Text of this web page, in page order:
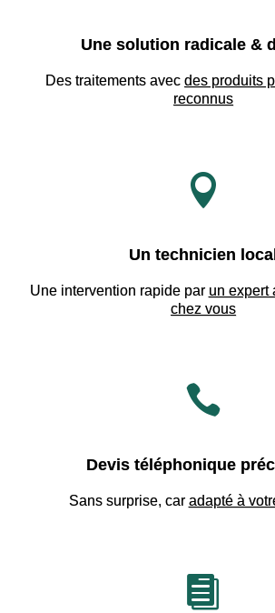
Une solution radicale &
Des traitements avec des produits
reconnus

Un technicien
Une intervention rapide par un expert
chez vous

Devis téléphonique
Sans surprise, car adapté à
